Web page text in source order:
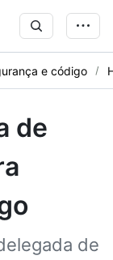
e código
de
de